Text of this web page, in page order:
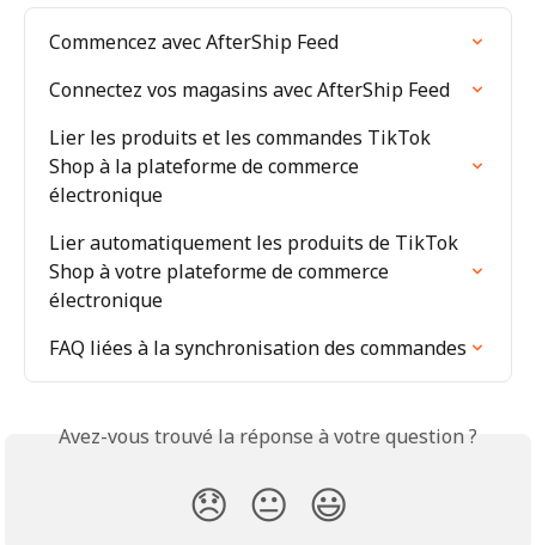
Commencez avec AfterShip Feed
Connectez vos magasins avec AfterShip Feed
Lier les produits et les commandes TikTok
Shop à la plateforme de commerce
électronique
Lier automatiquement les produits de TikTok
Shop à votre plateforme de commerce
électronique
FAQ liées à la synchronisation des commandes
Avez-vous trouvé la réponse à votre question ?
😞 😐 😃